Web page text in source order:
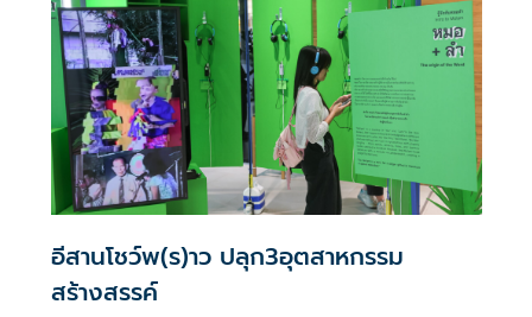
อีสานโชว์พ(ร)าว ปลุก3อุตสาหกรรม
สร้างสรรค์